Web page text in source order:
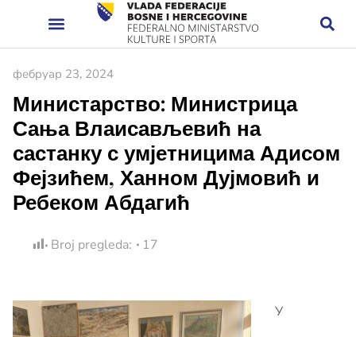
фебруар 23, 2024
Министарство: Министрица
Сања Влаисављевић на
састанку с умјетницима Адисом
Фејзићем, Ханном Дујмовић и
Ребеком Абдагић
Broj pregleda: 17
У